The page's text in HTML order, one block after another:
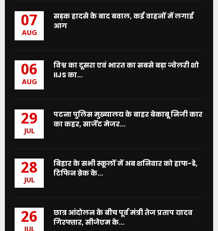
07
AUG
सड़क हादसे के बाद बवाल, कई वाहनों में लगाई
आग
06
AUG
विश्व का दूसरा एवं भारत का सबसे बड़ा ज्वेलरी शो
IIJS का...
29
JUL
पटना पुलिस मुख्यालय के बाहर बेकाबू निजी कार
का कहर, सार्जेंट मेजर...
28
JUL
बिहार के सभी स्कूलों में अब शनिवार को हाफ-डे,
टिफिन ब्रेक के...
26
छात्र आंदोलन के बीच पूर्व मंत्री तेज प्रताप यादव
गिरफ्तार, सीजेएम के...